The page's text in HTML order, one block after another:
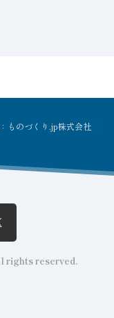
ものづくり.jp株式会社
rights reserved.